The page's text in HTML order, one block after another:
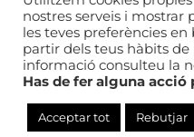
nostres serveis i
les teves preferències
partir dels teus hàbits
informació consulteu la
Has de fer alguna acció
Acceptar tot Rebutjar